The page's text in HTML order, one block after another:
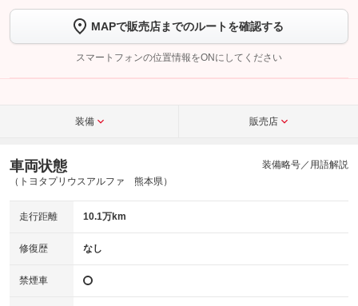
トーク画面で
ボタンをタップして問い合わせを
完了してください。
こちら
MAPで販売店までのルートを確認する
スマートフォンの位置情報をONにしてください
装備 販売店
車両状態
（トヨタプリウスアルファ 熊本県）
装備略号／用語解説
走行距離 10.1万km
修復歴 なし
禁煙車